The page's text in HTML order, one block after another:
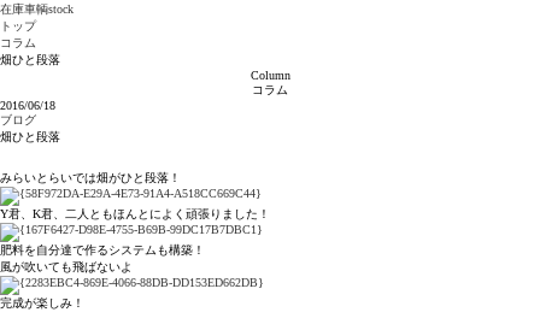
在庫車輌stock
トップ
コラム
畑ひと段落
Column
コラム
2016/06/18
ブログ
畑ひと段落
みらいとらいでは畑がひと段落！
Y君、K君、二人ともほんとによく頑張りました！
肥料を自分達で作るシステムも構築！
風が吹いても飛ばないよ
完成が楽しみ！